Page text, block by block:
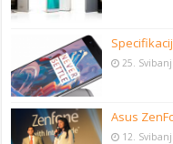
25.
Asus
12.